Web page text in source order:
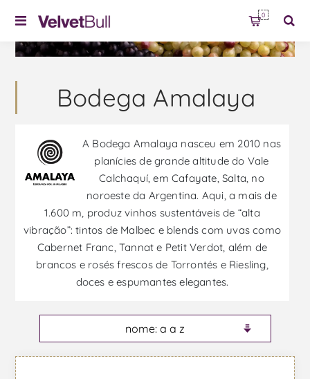
0
Bodega Amalaya
A Bodega Amalaya nasceu em 2010 nas
planícies de grande altitude do Vale
Calchaquí, em Cafayate, Salta, no
noroeste da Argentina. Aqui, a mais de
1.600 m, produz vinhos sustentáveis de “alta
vibração”: tintos de Malbec e blends com uvas como
Cabernet Franc, Tannat e Petit Verdot, além de
brancos e rosés frescos de Torrontés e Riesling,
doces e espumantes elegantes.